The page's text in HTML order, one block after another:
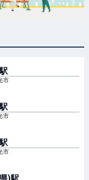
駅
市
駅
市
駅
市